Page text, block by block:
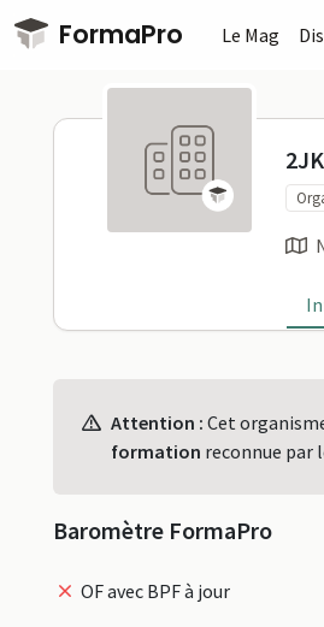
Passer au contenu principal
FormaPro Le Mag
2JK
ProfilAttention : Cet
formation reconnue par
Baromètre FormaPro
OF avec BPF à jour